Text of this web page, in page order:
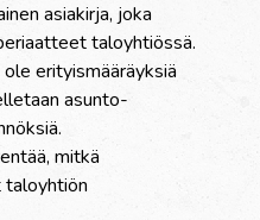
asiakirja, joka
taloyhtiössä.
erityismääräyksiä
asunto-
mitkä
taloyhtiön